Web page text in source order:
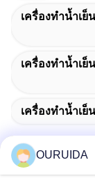
เครื่องทำน้ำเ
เครื่องทำน้ำเ
เครื่องทำน้ำเ
OURUIDA